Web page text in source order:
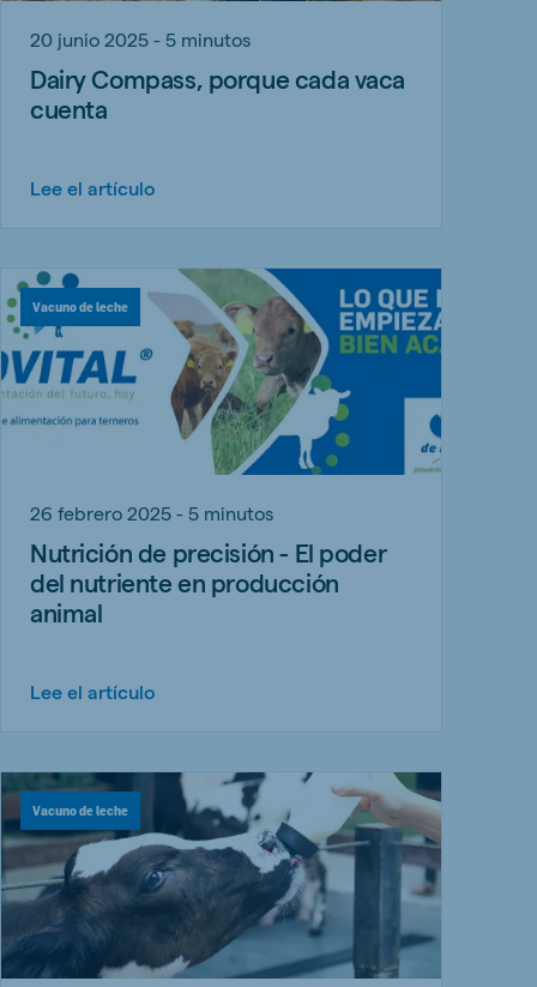
20 junio 2025 - 5 minutos
Dairy Compass, porque cada vaca
cuenta
Lee el artículo
Vacuno de leche
26 febrero 2025 - 5 minutos
Nutrición de precisión - El poder
del nutriente en producción
animal
Lee el artículo
Vacuno de leche